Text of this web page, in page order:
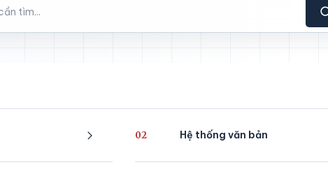
02 Hệ thống văn bản